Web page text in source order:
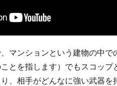
マンションという建物の中
ことを指します）でもスコッ
、相手がどんなに強い武器